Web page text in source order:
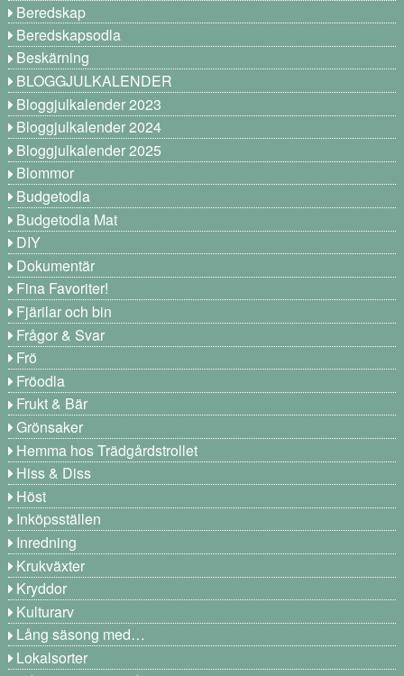
Beredskap
Beredskapsodla
Beskärning
BLOGGJULKALENDER
Bloggjulkalender 2023
Bloggjulkalender 2024
Bloggjulkalender 2025
Blommor
Budgetodla
Budgetodla Mat
DIY
Dokumentär
Fina Favoriter!
Fjärilar och bin
Frågor & Svar
Frö
Fröodla
Frukt & Bär
Grönsaker
Hemma hos Trädgårdstrollet
Hiss & Diss
Höst
Inköpsställen
Inredning
Krukväxter
Kryddor
Kulturarv
Lång säsong med…
Lokalsorter